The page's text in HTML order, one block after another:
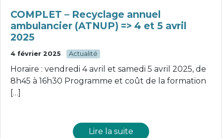
COMPLET – Recyclage annuel
ambulancier (ATNUP) => 4 et 5 avril
2025
4 février 2025 Actualité
Horaire : vendredi 4 avril et samedi 5 avril 2025, de
8h45 à 16h30 Programme et coût de la formation
[…]
Lire la suite